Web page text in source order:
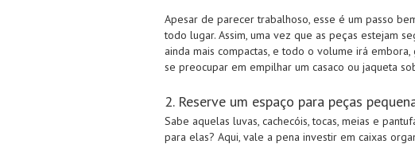
Apesar de parecer trabalhoso, esse é um passo
todo lugar. Assim, uma vez que as peças estejam
ainda mais compactas, e todo o volume irá
se preocupar em empilhar um casaco ou jaqueta
2. Reserve um espaço para peças
Sabe aquelas luvas, cachecóis, tocas, meias e
para elas? Aqui, vale a pena investir em caixas